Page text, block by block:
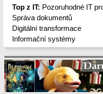
Top z IT: Pozoruhodné IT
Správa dokumentů
Digitální transformace
Informační systémy